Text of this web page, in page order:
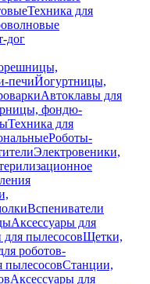
Техника для
дог
печиЙогуртницы,
Автоклавы для
фондю-
Техника для
Роботы-
Электровеники,
Вспениватели
Аксессуары для
пылесосовЩетки,
роботов-
пылесосовСтанции,
Аксессуары для